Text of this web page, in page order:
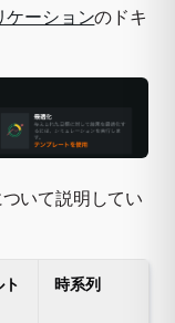
ケーションのドキ
いて説明してい
時系列